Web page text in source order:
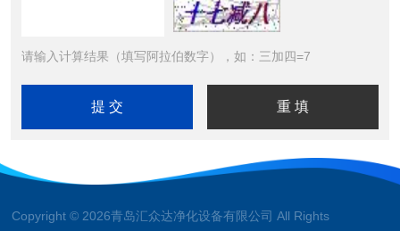
请输入计算结果（填写阿拉伯数字），如：三加四=7
Copyright © 2026青岛汇众达净化设备有限公司 All Rights